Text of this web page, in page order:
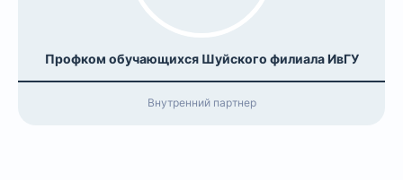
Профком обучающихся Шуйского филиала ИвГУ
Внутренний партнер